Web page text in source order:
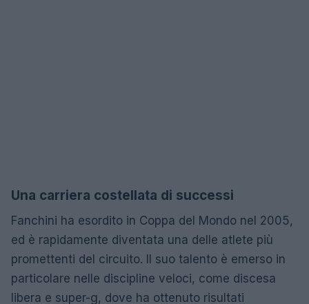
Una carriera costellata di successi
Fanchini ha esordito in Coppa del Mondo nel 2005,
ed è rapidamente diventata una delle atlete più
promettenti del circuito. Il suo talento è emerso in
particolare nelle discipline veloci, come discesa
libera e super-g, dove ha ottenuto risultati